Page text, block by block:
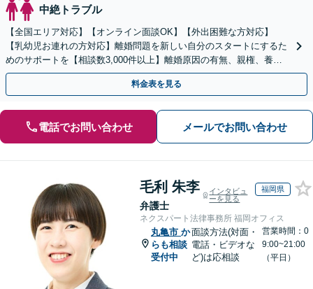
中絶トラブル
【全国エリア対応】【オンライン面談OK】【外出困難な方対応】
【乳幼児お連れの方対応】離婚問題を新しい自分のスタートにするた
めのサポートを【相談数3,000件以上】離婚原因の有無、親権、養育
費、財産分与、慰謝料請求【夜間・休日相談可】
料金表を見る
電話でお問い合わせ メールでお問い合わせ
毛利 朱李
弁護士
インタビュ
ーを見る
福岡県
ネクスパート法律事務所 福岡オフィス
丸亀市 か
らも相談
受付中
面談方法(対面・
電話・ビデオな
ど)は応相談
営業時間：0
9:00~21:00
（平日）